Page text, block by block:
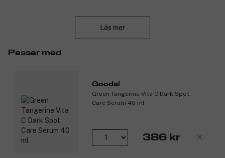
att balansera huden. Niacinamid balanserar talgsekretionen,
medan C-vitamin stimulerar kollagenproduktionen för en mer
hälsosam och strålande hud.
Produktnummer: 3298226
Läs mer
Passar med
Goodal
Green Tangerine Vita C Dark Spot
Care Serum 40 ml
386 kr